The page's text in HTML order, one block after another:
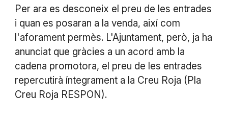
Per ara es desconeix el preu de les entrades
i quan es posaran a la venda, així com
l'aforament permès. L'Ajuntament, però, ja ha
anunciat que gràcies a un acord amb la
cadena promotora, el preu de les entrades
repercutirà íntegrament a la Creu Roja (Pla
Creu Roja RESPON).